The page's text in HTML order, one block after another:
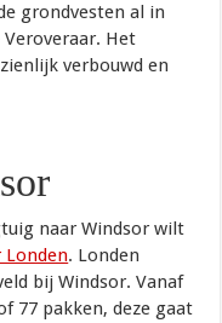
grondvesten al in
Het
verbouwd en
naar Windsor wilt
Londen. Londen
bij Windsor. Vanaf
77 pakken, deze gaat